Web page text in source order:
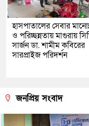
হাসপাতালের সেবার
ও পরিচ্ছন্নতায় মাগুরায়
সার্জন ডা. শামীম কবিরের
সারপ্রাইজ পরিদর্শন
জনপ্রিয় সংবাদ